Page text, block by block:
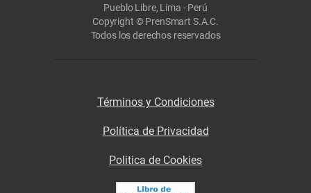
Pueblo Libre, Lima - Perú
Copyright © PrenSmart S.A.C.
Todos los derechos reservados
Términos y Condiciones
Política de Privacidad
Politica de Cookies